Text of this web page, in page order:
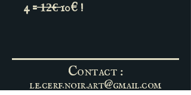
4 = ̶1̶2̶€̶ 10€ !
Contact :
le.cerf.noir.art@gmail.com